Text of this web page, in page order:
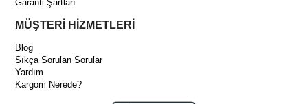
Garanti Şartları
MÜŞTERİ HİZMETLERİ
Blog
Sıkça Sorulan Sorular
Yardım
Kargom Nerede?